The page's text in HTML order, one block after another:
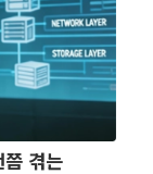
겪는